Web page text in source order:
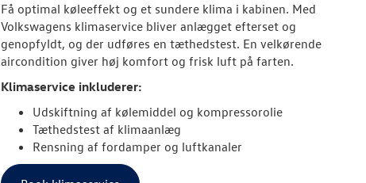
Få optimal køleeffekt og et sundere klima i kabinen. Med
Volkswagens klimaservice bliver anlægget efterset og
genopfyldt, og der udføres en tæthedstest. En velkørende
aircondition giver høj komfort og frisk luft på farten.
Klimaservice inkluderer:
Udskiftning af kølemiddel og kompressorolie
Tæthedstest af klimaanlæg
Rensning af fordamper og luftkanaler